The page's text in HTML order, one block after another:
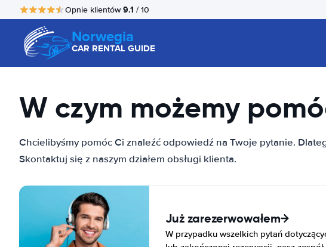
Opnie klientów9.1 / 10
Norwegia
CAR RENTAL GUIDE
W czym możemy
Chcielibyśmy pomóc Ci znaleźć odpowiedź na Twoje pytanie.
Skontaktuj się z naszym działem obsługi klienta.
Już zarezerwowałem
W przypadku wszelkich pytań